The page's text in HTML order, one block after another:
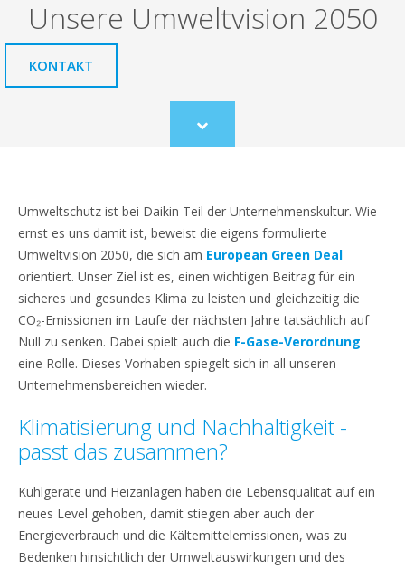
Unsere Umweltvision 2050
KONTAKT
Scroll
to
Umweltschutz ist bei Daikin Teil der Unternehmenskultur. Wie
ernst es uns damit ist, beweist die eigens formulierte
Umweltvision 2050, die sich am European Green Deal
orientiert. Unser Ziel ist es, einen wichtigen Beitrag für ein
sicheres und gesundes Klima zu leisten und gleichzeitig die
CO₂-Emissionen im Laufe der nächsten Jahre tatsächlich auf
Null zu senken. Dabei spielt auch die F-Gase-Verordnung
eine Rolle. Dieses Vorhaben spiegelt sich in all unseren
Unternehmensbereichen wieder.
Klimatisierung und Nachhaltigkeit -
passt das zusammen?
Kühlgeräte und Heizanlagen haben die Lebensqualität auf ein
neues Level gehoben, damit stiegen aber auch der
Energieverbrauch und die Kältemittelemissionen, was zu
Bedenken hinsichtlich der Umweltauswirkungen und des